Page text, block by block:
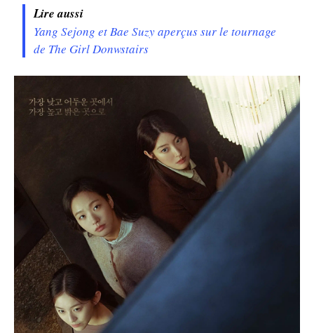
Lire aussi
Yang Sejong et Bae Suzy aperçus sur le tournage
de The Girl Donwstairs